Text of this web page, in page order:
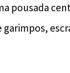
pousada